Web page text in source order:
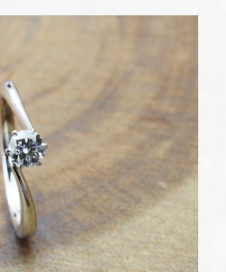
結婚記念日リング
ングはこちら
資料請求
第3火曜日・毎週水曜日
日の場合は営業
TEL.052-261-6676
〜18:30
第4火曜日・毎週水曜日
日の場合は営業
TEL.0564-74-8033
〜18:30